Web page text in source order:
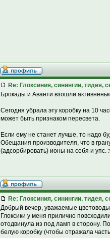
Re: Глоксиния, синингии, тидея,
Брокады и Аванти взошли
Сегодня убрала эту коробку на 10
может быть признаком пересвета.
Если ему не станет лучше, то надо
Обещания производителя, что в
(адсорбировать) ионы на себя и упс.
Re: Глоксиния, синингии, тидея,
Добрый вечер, уважаемые
Глоксики у меня прилично
отодвинула из под ламп в сторону.
белую коробку (чтобы отражала